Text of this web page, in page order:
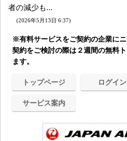
者の減少も...
(2026年5月13日 6:37)
※有料サービスをご契約の企業にニ
契約をご検討の際は２週間の無料
ます。
トップページ ログイン
サービス案内